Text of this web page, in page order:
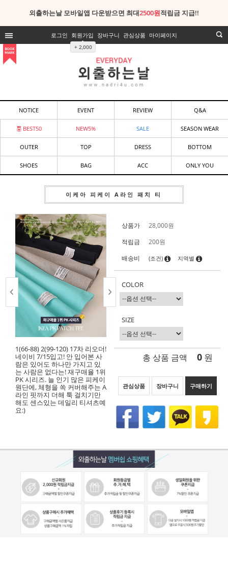
외출하는날 모바일앱 다운받으면 최대2500원적립금 지급!!
로그인 회원가입
+ 2,000
장바구니 관심상품 마이페이지
NOTICE EVENT REVIEW Q&A
BEST50 NEW5% SALE SEASON WEAR
OUTER TOP DRESS BOTTOM
SHOES BAG ACC ONLY YOU
이케아 피케이 A라인 패치 티
1(66-88) 2(99-120) 17차 리오더!
네이비 7/15입고! 안 입어본 사
람은 있어도 하나만 가지고 있
는 사람은 없다는! 재구매율 1위
PK 시리즈. 늘 인기 많은 피케이
원단에, 체형을 쏙 커버해주는 A
라인 핏까지 더해 툭 걸치기만
해도 센스있는 데일리 티셔츠예
요:)
상품가 28,000원
적립금
200원
배송비
(조건) 지역별
COLOR
SIZE
총 상품 금액 0 원
관심상품 장바구니 구매하기